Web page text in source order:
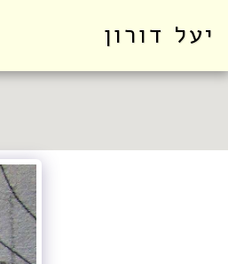
יעל דורון